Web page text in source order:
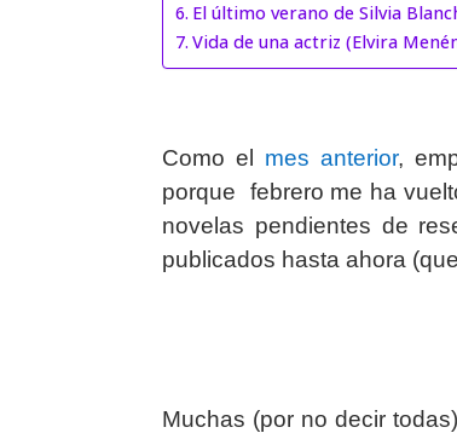
El último verano de Silvia
Vida de una actriz (Elvira
Como el mes anterior,
porque febrero me ha
novelas pendientes de
publicados hasta ahora
Muchas (por no decir